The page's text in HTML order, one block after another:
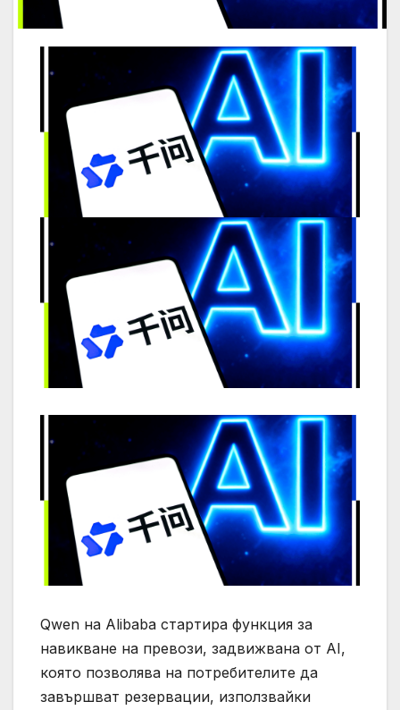
Qwen на Alibaba стартира функция за
навикване на превози, задвижвана от AI,
която позволява на потребителите да
завършват резервации, използвайки